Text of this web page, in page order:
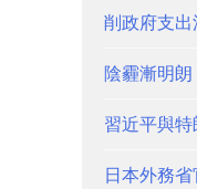
削政府支出
陰霾漸明
習近平與
日本外務